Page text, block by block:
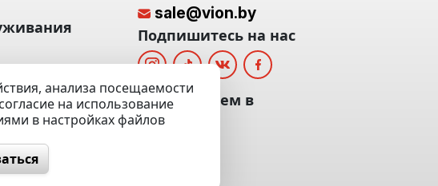
персональных
анализа посещаемости
на использование
в настройках файлов
sale@vion.by
Подпишитесь на нас
Мы отвечаем в